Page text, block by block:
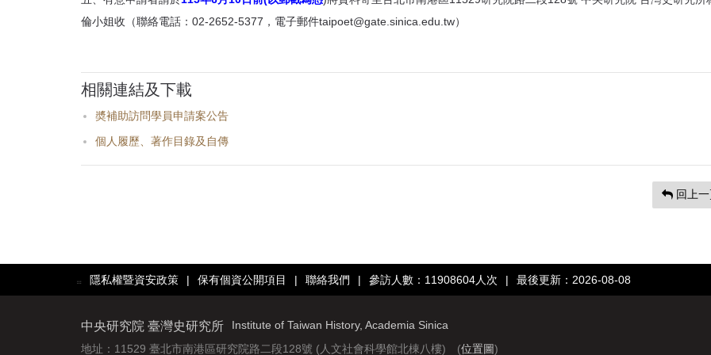
倫小姐收（聯絡電話：02-2652-5377，電子郵件taipoet@gate.sinica.edu.tw）
相關連結及下載
奬補助訪問學員申請案公告
個人履歷、著作目錄及自傳
回上
::: 隱私權暨資安政策 | 保有個資公開項目 | 聯絡我們 | 參訪人數：11908604人次 | 最後更新：2026-08-08
中央研究院 臺灣史研究所
Institute of Taiwan History, Academia Sinica
地址：11529 臺北市南港區研究院路二段128號 (人文社會科學館北棟八樓) (位置圖)